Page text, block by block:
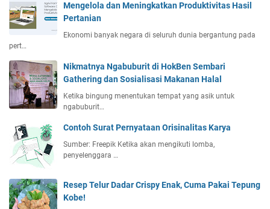
Mengelola dan Meningkatkan Produktivitas Hasil
Pertanian
Ekonomi banyak negara di seluruh dunia bergantung pada
pert…
Nikmatnya Ngabuburit di HokBen Sembari
Gathering dan Sosialisasi Makanan Halal
Ketika bingung menentukan tempat yang asik untuk
ngabuburit…
Contoh Surat Pernyataan Orisinalitas Karya
Sumber: Freepik Ketika akan mengikuti lomba,
penyelenggara …
Resep Telur Dadar Crispy Enak, Cuma Pakai Tepung
Kobe!